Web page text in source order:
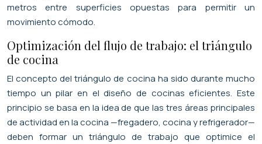
metros entre superficies opuestas para permitir un
movimiento cómodo.
Optimización del flujo de trabajo: el triángulo
de cocina
El concepto del triángulo de cocina ha sido durante mucho
tiempo un pilar en el diseño de cocinas eficientes. Este
principio se basa en la idea de que las tres áreas principales
de actividad en la cocina —fregadero, cocina y refrigerador—
deben formar un triángulo de trabajo que optimice el